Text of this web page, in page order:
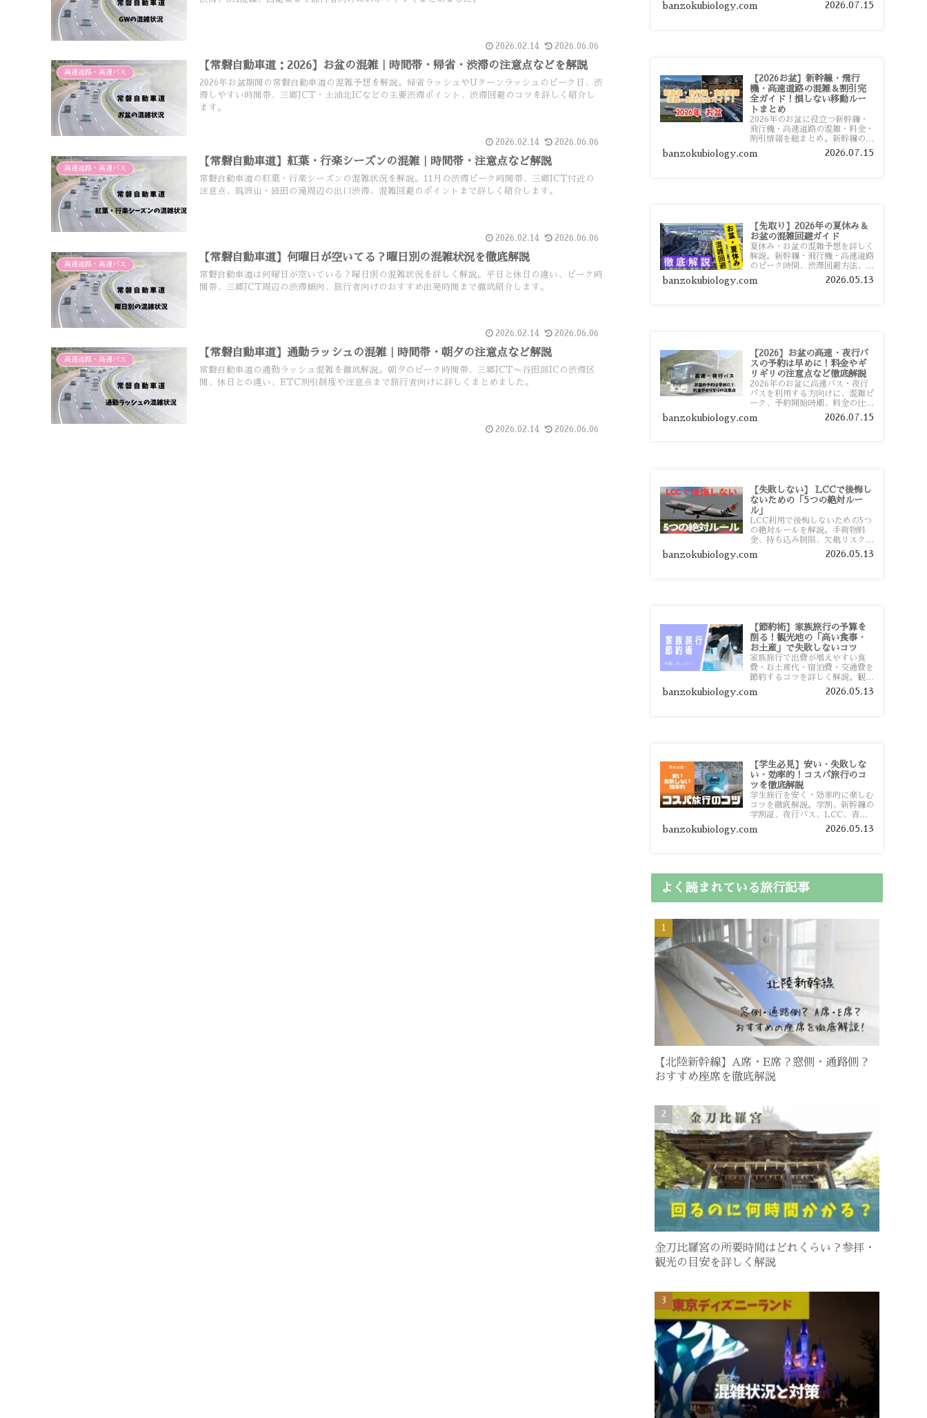
2026.02.14 2026.06.06
高速道路・高速バス
【常磐自動車道：2026】お盆の混雑｜時間帯・帰省・渋滞の注意点などを解説
2026年お盆期間の常磐自動車道の混雑予想を解説。帰省ラッシュやUターンラッシュのピーク日、渋
滞しやすい時間帯、三郷JCT・土浦北ICなどの主要渋滞ポイント、渋滞回避のコツを詳しく紹介し
ます。
2026.02.14 2026.06.06
高速道路・高速バス
【常磐自動車道】紅葉・行楽シーズンの混雑｜時間帯・注意点など解説
常磐自動車道の紅葉・行楽シーズンの混雑状況を解説。11月の渋滞ピーク時間帯、三郷JCT付近の
注意点、筑波山・袋田の滝周辺の出口渋滞、混雑回避のポイントまで詳しく紹介します。
2026.02.14 2026.06.06
高速道路・高速バス
【常磐自動車道】何曜日が空いてる？曜日別の混雑状況を徹底解説
常磐自動車道は何曜日が空いている？曜日別の混雑状況を詳しく解説。平日と休日の違い、ピーク時
間帯、三郷JCT周辺の渋滞傾向、旅行者向けのおすすめ出発時間まで徹底紹介します。
2026.02.14 2026.06.06
高速道路・高速バス
【常磐自動車道】通勤ラッシュの混雑｜時間帯・朝夕の注意点など解説
常磐自動車道の通勤ラッシュ混雑を徹底解説。朝夕のピーク時間帯、三郷JCT〜谷田部ICの渋滞区
間、休日との違い、ETC割引制度や注意点まで旅行者向けに詳しくまとめました。
2026.02.14 2026.06.06
注意点をわかりやすく解説しま
banzokubiology.com 2026.07.15
【2026お盆】新幹線・飛行
機・高速道路の混雑＆割引完
全ガイド！損しない移動ルー
トまとめ
2026年のお盆に役立つ新幹線・
飛行機・高速道路の混雑・料金・
割引情報を総まとめ。新幹線の予
約や最繁忙期料金、飛行機を安く
予約するコツ、高速道路の休日割
banzokubiology.com 2026.07.15
【先取り】2026年の夏休み＆
お盆の混雑回避ガイド
夏休み・お盆の混雑予想を詳しく
解説。新幹線・飛行機・高速道路
のピーク時間、渋滞回避方法、混
雑しやすい観光地、交通手段別の
特徴まで旅行者向けに分かりやす
banzokubiology.com 2026.05.13
【2026】お盆の高速・夜行バ
スの予約は早めに！料金やギ
リギリの注意点など徹底解説
2026年のお盆に高速バス・夜行
バスを利用する方向けに、混雑ピ
ーク、予約開始時期、料金の仕組
み、キャンセル待ちのコツ、直前
予約の注意点まで詳しく解説しま
banzokubiology.com 2026.07.15
【失敗しない】 LCCで後悔し
ないための「5つの絶対ルー
ル」
LCC利用で後悔しないための5つ
の絶対ルールを解説。手荷物料
金、持ち込み制限、欠航リスク、
時間厳守など、格安航空会社を利
用する前に知っておきたい注意点
banzokubiology.com 2026.05.13
【節約術】家族旅行の予算を
削る！観光地の「高い食事・
お土産」で失敗しないコツ
家族旅行で出費が増えやすい食
費・お土産代・宿泊費・交通費を
節約するコツを詳しく解説。観光
地価格を避ける方法や、早割・ス
ーパー活用術、予算管理のポイン
banzokubiology.com 2026.05.13
【学生必見】安い・失敗しな
い・効率的！コスパ旅行のコ
ツを徹底解説
学生旅行を安く・効率的に楽しむ
コツを徹底解説。学割、新幹線の
学割証、夜行バス、LCC、青春
18きっぷ、レンタカー割り勘な
ど、学生向けの節約旅行術を詳し
banzokubiology.com 2026.05.13
よく読まれている旅行記事
【北陸新幹線】A席・E席？窓側・通路側？
おすすめ座席を徹底解説
金刀比羅宮の所要時間はどれくらい？参拝・
観光の目安を詳しく解説